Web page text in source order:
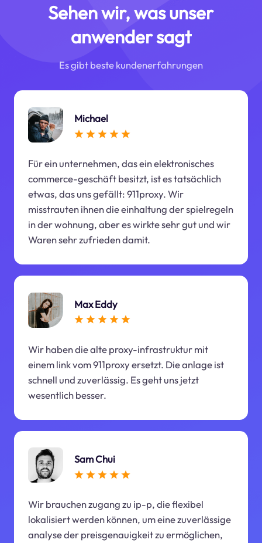
Sehen wir, was unser
anwender sagt
Es gibt beste kundenerfahrungen
Michael
Für ein unternehmen, das ein elektronisches
commerce-geschäft besitzt, ist es tatsächlich
etwas, das uns gefällt: 911proxy. Wir
misstrauten ihnen die einhaltung der spielregeln
in der wohnung, aber es wirkte sehr gut und wir
Waren sehr zufrieden damit.
Max Eddy
Wir haben die alte proxy-infrastruktur mit
einem link vom 911proxy ersetzt. Die anlage ist
schnell und zuverlässig. Es geht uns jetzt
wesentlich besser.
Sam Chui
Wir brauchen zugang zu ip-p, die flexibel
lokalisiert werden können, um eine zuverlässige
analyse der preisgenauigkeit zu ermöglichen,